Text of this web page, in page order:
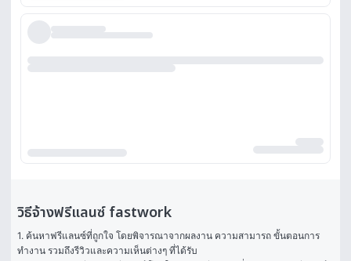
วิธีจ้างฟรีแลนซ์ fastwork
1. ค้นหาฟรีแลนซ์ที่ถูกใจ โดยพิจารณาจากผลงาน ความสามารถ ขั้นตอนการ
ทำงาน รวมถึงรีวิวและความเห็นต่างๆ ที่ได้รับ